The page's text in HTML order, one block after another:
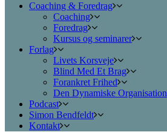
Coaching & Foredrag
Coaching
Foredrag
Kursus og seminarer
Forlag
Livets Korsveje
Blind Med Et Brag
Forankret Frihed
Den Dynamiske Organisation
Podcast
Simon Bendfeldt
Kontakt